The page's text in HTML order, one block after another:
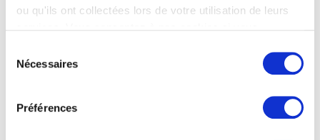
ou qu'ils ont collectées lors de votre utilisation de leurs
Nécessaires
Préférences